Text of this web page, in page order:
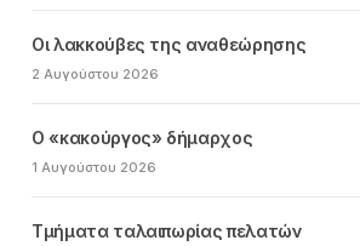
Οι λακκούβες της αναθεώρησης
2 Αυγούστου 2026
Ο «κακούργος» δήμαρχος
1 Αυγούστου 2026
Τμήματα ταλαιπωρίας πελατών